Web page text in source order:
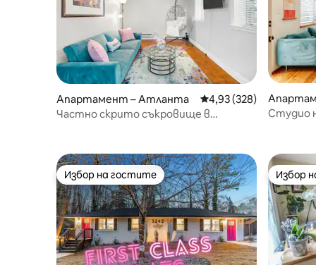
Апартамент – Атланта Средна оценка: 4,93
4,93 (328)
Частно скрито съкровище в
Студио
Избор на гостите
Избор на гостите Избор
Избор